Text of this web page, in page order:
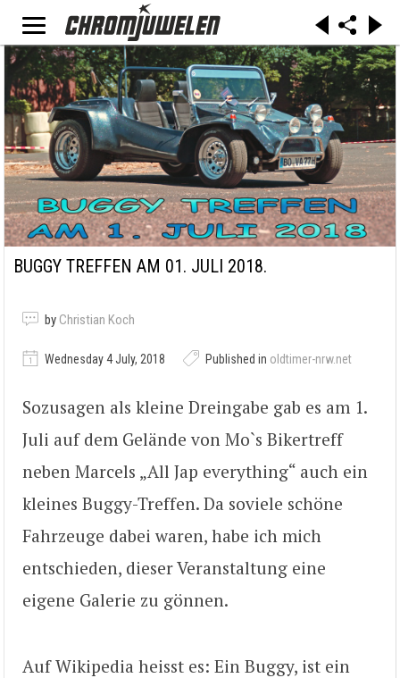
BUGGY TREFFEN AM 01. JULI 2018.
by Christian Koch
Wednesday 4 July, 2018 Published in oldtimer-nrw.net
Sozusagen als kleine Dreingabe gab es am 1.
Juli auf dem Gelände von Mo`s Bikertreff
neben Marcels „All Jap everything“ auch ein
kleines Buggy-Treffen. Da soviele schöne
Fahrzeuge dabei waren, habe ich mich
entschieden, dieser Veranstaltung eine
eigene Galerie zu gönnen.
Auf Wikipedia heisst es: Ein Buggy, ist ein